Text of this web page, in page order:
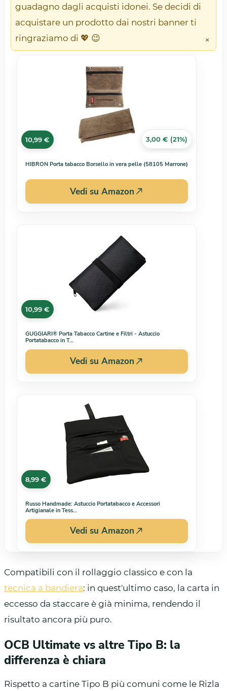
guadagno dagli acquisti idonei. Se decidi di
acquistare un prodotto dai nostri banner ti
ringraziamo di 💖 😉
×
10,99 € 3,00 € (21%)
HIBRON Porta tabacco Borsello in vera pelle (58105 Marrone)
Vedi su Amazon
10,99 €
GUGGIARI® Porta Tabacco Cartine e Filtri - Astuccio
Portatabacco in T…
Vedi su Amazon
8,99 €
Russo Handmade: Astuccio Portatabacco e Accessori
Artigianale in Tess…
Vedi su Amazon
Compatibili con il rollaggio classico e con la
tecnica a bandiera: in quest'ultimo caso, la carta in
eccesso da staccare è già minima, rendendo il
risultato ancora più puro.
OCB Ultimate vs altre Tipo B: la
differenza è chiara
Rispetto a cartine Tipo B più comuni come le Rizla